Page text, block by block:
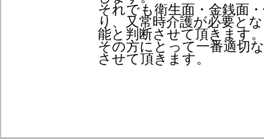
それでも衛生面・金銭面
り、又常時介護が必要と
能と判断させて頂きます。
その方にとって一番適切
させて頂きます。